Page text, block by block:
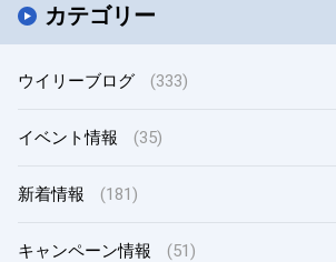
カテゴリー
ウイリーブログ (333)
イベント情報 (35)
新着情報 (181)
キャンペーン情報 (51)